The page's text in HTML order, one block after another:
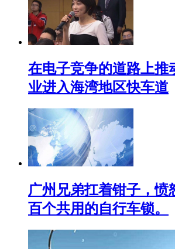
在电子竞争的道路上推
业进入海湾地区快车道
广州兄弟扛着钳子，愤
百个共用的自行车锁。